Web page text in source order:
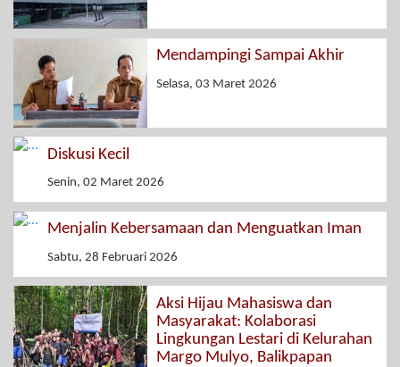
Mendampingi Sampai Akhir
Selasa, 03 Maret 2026
Diskusi Kecil
Senin, 02 Maret 2026
Menjalin Kebersamaan dan Menguatkan Iman
Sabtu, 28 Februari 2026
Aksi Hijau Mahasiswa dan
Masyarakat: Kolaborasi
Lingkungan Lestari di Kelurahan
Margo Mulyo, Balikpapan